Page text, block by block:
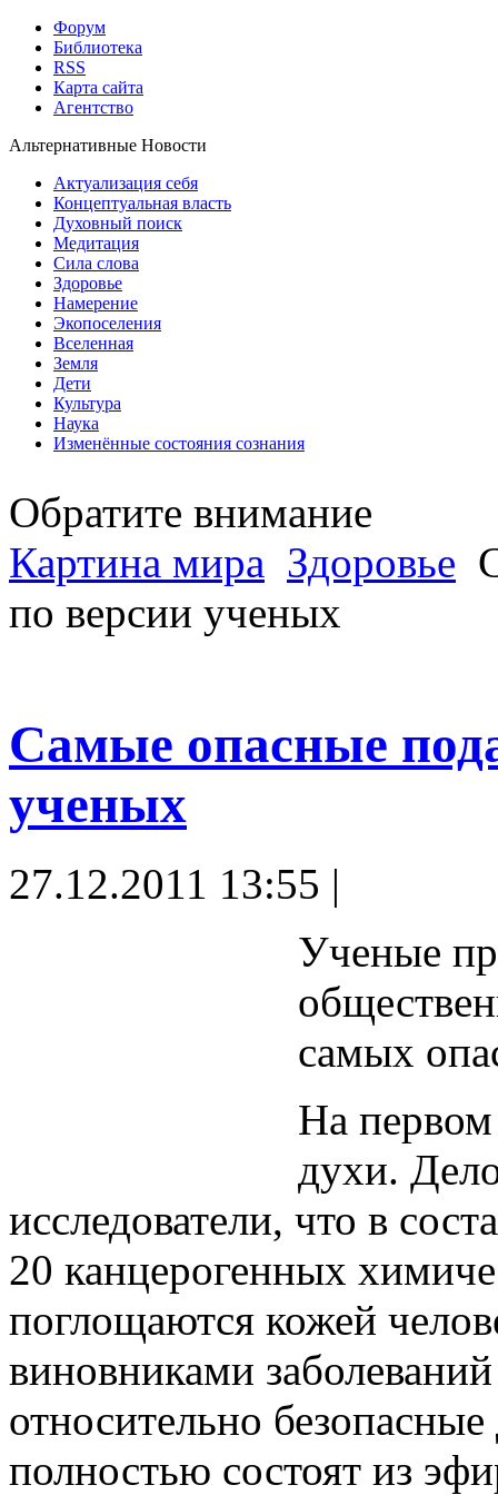
Форум
Библиотека
RSS
Карта сайта
Агентство
Альтернативные Новости
Актуализация себя
Концептуальная власть
Духовный поиск
Медитация
Сила слова
Здоровье
Намерение
Экопоселения
Вселенная
Земля
Дети
Культура
Наука
Изменённые состояния сознания
Обратите внимание
Картина мира Здоровье
по версии ученых
Самые опасные
ученых
27.12.2011 13:55 |
Ученые
самых
На первом
духи.
исследователи, что в
20 канцерогенных
поглощаются кожей
виновниками
относительно
полностью состоят из